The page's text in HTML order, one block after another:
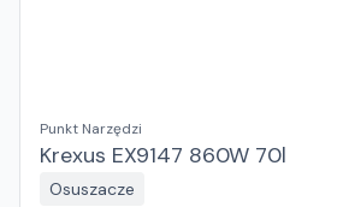
Punkt Narzędzi
Krexus EX9147 860W 70l
Osuszacze